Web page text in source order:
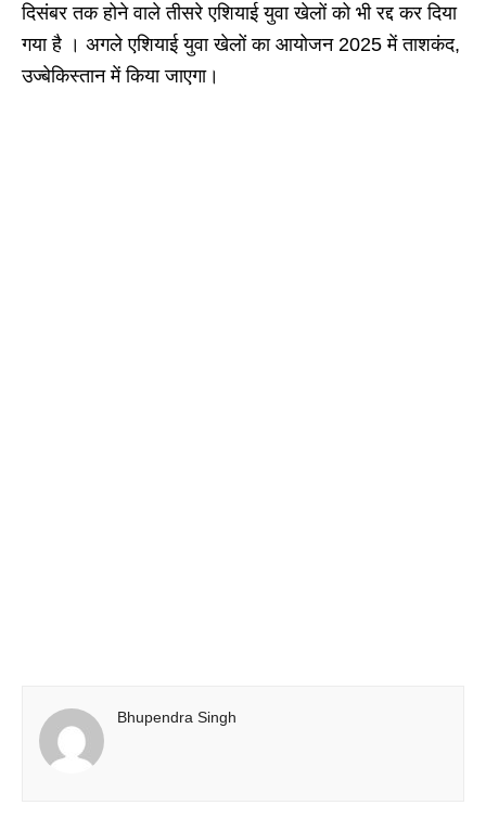
दिसंबर तक होने वाले तीसरे एशियाई युवा खेलों को भी रद्द कर दिया
गया है । अगले एशियाई युवा खेलों का आयोजन 2025 में ताशकंद,
उज्बेकिस्तान में किया जाएगा।
Bhupendra Singh